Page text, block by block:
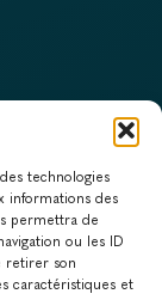
technologies
informations des
permettra de
ou les ID
retirer son
caractéristiques et